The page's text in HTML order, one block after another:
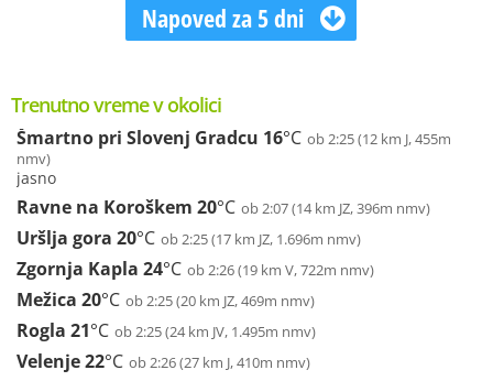
Napoved za 5 dni
Trenutno vreme v okolici
Šmartno pri Slovenj Gradcu 16°C ob 2:25 (12 km J, 455m
nmv)
jasno
Ravne na Koroškem 20°C ob 2:07 (14 km JZ, 396m nmv)
Uršlja gora 20°C ob 2:25 (17 km JZ, 1.696m nmv)
Zgornja Kapla 24°C ob 2:26 (19 km V, 722m nmv)
Mežica 20°C ob 2:25 (20 km JZ, 469m nmv)
Rogla 21°C ob 2:25 (24 km JV, 1.495m nmv)
Velenje22°C ob 2:26 (27 km J, 410m nmv)